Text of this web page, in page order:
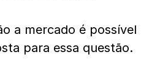
a mercado é possível
para essa questão.